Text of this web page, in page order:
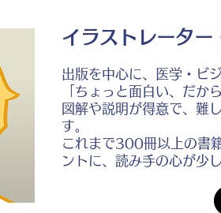
イラストレーター
出版を中心に、医学・ビ
「ちょっと面白い、だか
図解や説明が得意で、難
す。
これまで300冊以上の書
ントに、読み手の心が少